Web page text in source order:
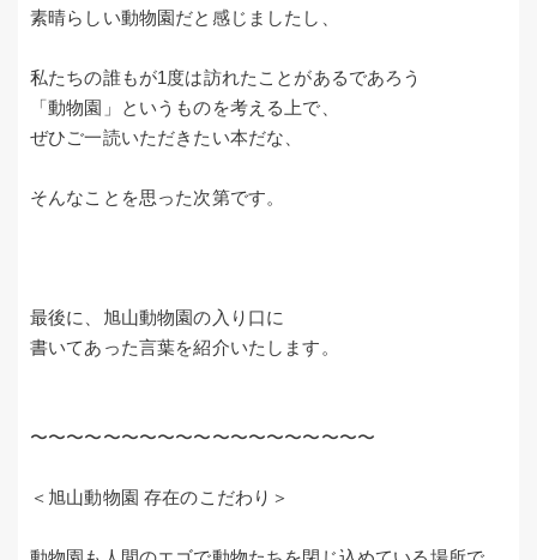
素晴らしい動物園だと感じましたし、
私たちの誰もが1度は訪れたことがあるであろう
「動物園」というものを考える上で、
ぜひご一読いただきたい本だな、
そんなことを思った次第です。
最後に、旭山動物園の入り口に
書いてあった言葉を紹介いたします。
〜〜〜〜〜〜〜〜〜〜〜〜〜〜〜〜〜〜〜
＜旭山動物園 存在のこだわり＞